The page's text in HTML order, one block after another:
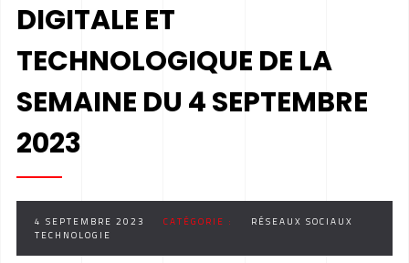
DIGITALE ET
TECHNOLOGIQUE DE LA
SEMAINE DU 4 SEPTEMBRE
2023
4 SEPTEMBRE 2023 CATÉGORIE :
RÉSEAUX SOCIAUX
TECHNOLOGIE